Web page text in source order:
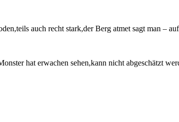
auch recht stark,der Berg atmet sagt man –
hat erwachen sehen,kann nicht abgeschätzt